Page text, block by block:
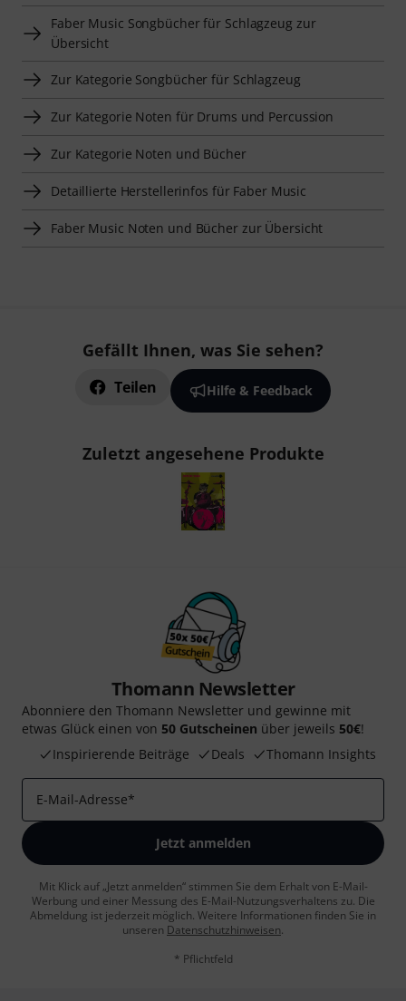
Faber Music Songbücher für Schlagzeug zur
Übersicht
Zur Kategorie Songbücher für Schlagzeug
Zur Kategorie Noten für Drums und Percussion
Zur Kategorie Noten und Bücher
Detaillierte Herstellerinfos für Faber Music
Faber Music Noten und Bücher zur Übersicht
Gefällt Ihnen, was Sie sehen?
Teilen Hilfe & Feedback
Zuletzt angesehene Produkte
Thomann Newsletter
Abonniere den Thomann Newsletter und gewinne mit
etwas Glück einen von 50 Gutscheinen über jeweils 50€!
Inspirierende Beiträge
Deals Thomann Insights
E-Mail-Adresse*
Jetzt anmelden
Mit Klick auf „Jetzt anmelden“ stimmen Sie dem Erhalt von E-Mail-
Werbung und einer Messung des E-Mail-Nutzungsverhaltens zu. Die
Abmeldung ist jederzeit möglich. Weitere Informationen finden Sie in
unseren Datenschutzhinweisen.
* Pflichtfeld